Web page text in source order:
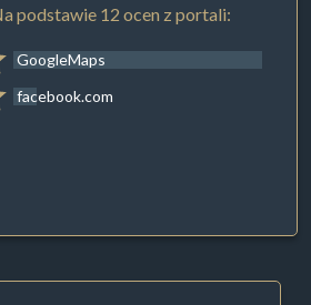
podstawie 12 ocen z portali:
GoogleMaps
facebook.com